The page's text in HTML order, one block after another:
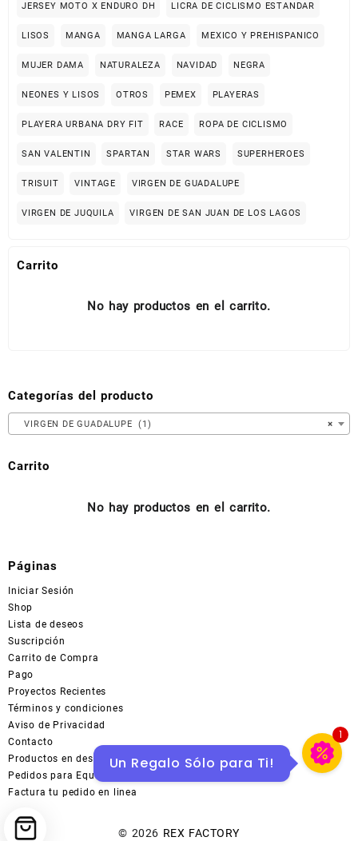
JERSEY MOTO X ENDURO DH LICRA DE CICLISMO ESTANDAR
LISOS MANGA MANGA LARGA MEXICO Y PREHISPANICO
MUJER DAMA NATURALEZA NAVIDAD NEGRA
NEONES Y LISOS OTROS PEMEX PLAYERAS
PLAYERA URBANA DRY FIT RACE ROPA DE CICLISMO
SAN VALENTIN SPARTAN STAR WARS SUPERHEROES
TRISUIT VINTAGE VIRGEN DE GUADALUPE
VIRGEN DE JUQUILA VIRGEN DE SAN JUAN DE LOS LAGOS
Carrito
No hay productos en el carrito.
Categorías del producto
×
VIRGEN DE GUADALUPE (1)
Carrito
No hay productos en el carrito.
Páginas
Iniciar Sesión
Shop
Lista de deseos
Suscripción
Carrito de Compra
Pago
Proyectos Recientes
Términos y condiciones
Aviso de Privacidad
Contacto
Productos en descuentos en MERCADOLIBRE
Pedidos para Equipo
Factura tu pedido en linea
© 2026 REX FACTORY
Un Regalo Sólo para Ti!
1